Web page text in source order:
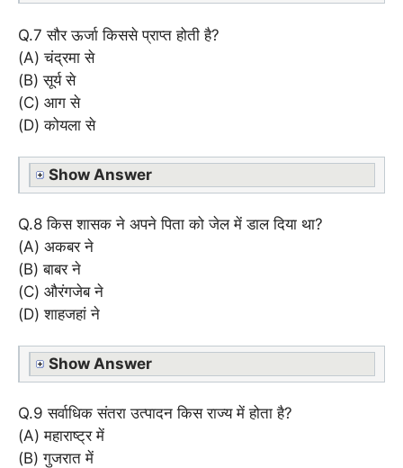
Q.7 सौर ऊर्जा किससे प्राप्त होती है?
(A) चंद्रमा से
(B) सूर्य से
(C) आग से
(D) कोयला से
Show Answer
Q.8 किस शासक ने अपने पिता को जेल में डाल दिया था?
(A) अकबर ने
(B) बाबर ने
(C) औरंगजेब ने
(D) शाहजहां ने
Show Answer
Q.9 सर्वाधिक संतरा उत्पादन किस राज्य में होता है?
(A) महाराष्ट्र में
(B) गुजरात में